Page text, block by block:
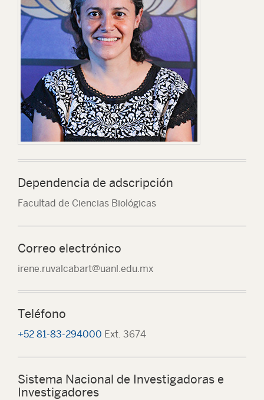
Dependencia de adscripción
Facultad de Ciencias Biológicas
Correo electrónico
irene.ruvalcabart@uanl.edu.mx
Teléfono
+52 81-83-294000 Ext. 3674
Sistema Nacional de Investigadoras e
Investigadores